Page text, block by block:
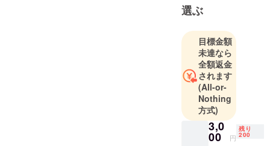
選ぶ
目標金額
未達なら
全額返金
されます
(All-or-
Nothing
方式)
3,0
00 円
残り
200